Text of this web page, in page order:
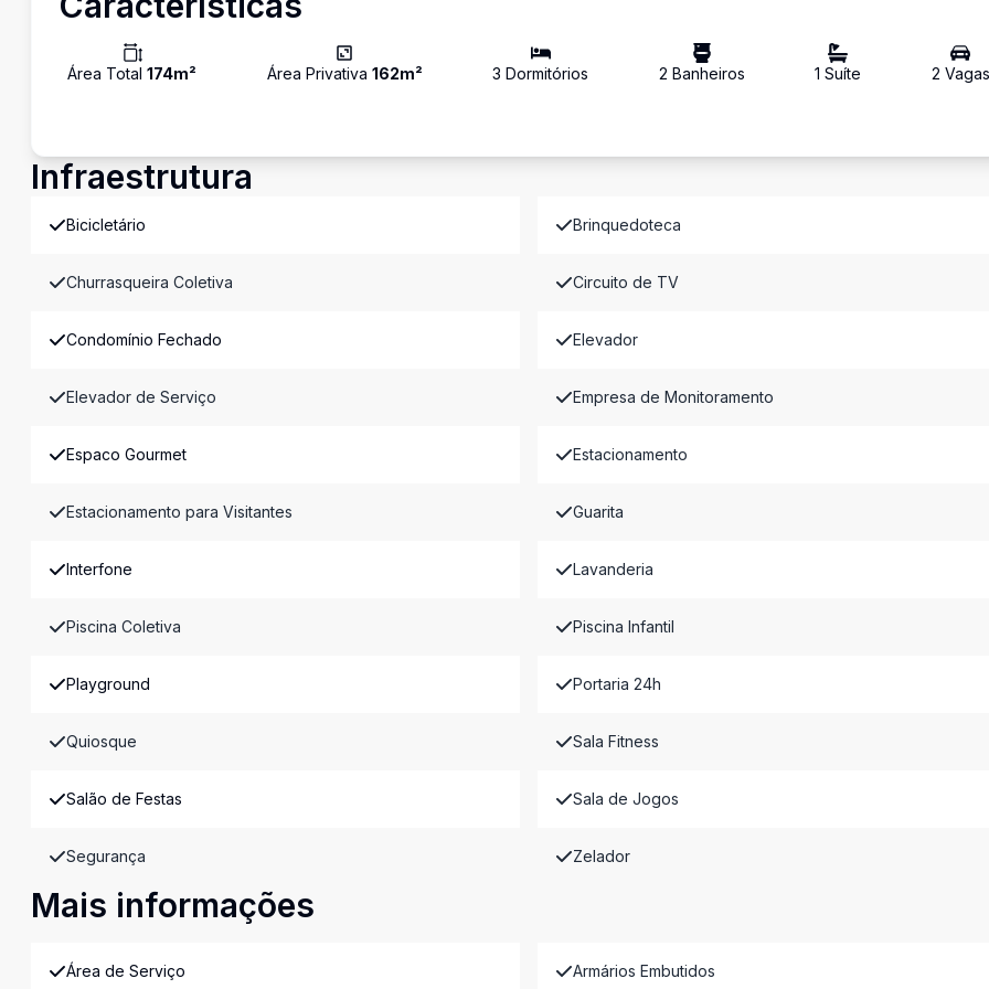
Área Total 174m² Área Privativa 162m² 3 Dormitórios 2 Banheiros 1 Suíte 2 Vagas
Infraestrutura
Bicicletário Brinquedoteca
Churrasqueira Coletiva Circuito de TV
Condomínio Fechado Elevador
Elevador de Serviço Empresa de Monitoramento
Espaco Gourmet Estacionamento
Estacionamento para Visitantes Guarita
Interfone Lavanderia
Piscina Coletiva Piscina Infantil
Playground Portaria 24h
Quiosque Sala Fitness
Salão de Festas Sala de Jogos
Segurança Zelador
Mais informações
Área de Serviço Armários Embutidos